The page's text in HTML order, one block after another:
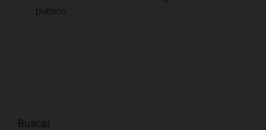
público.
Buscar